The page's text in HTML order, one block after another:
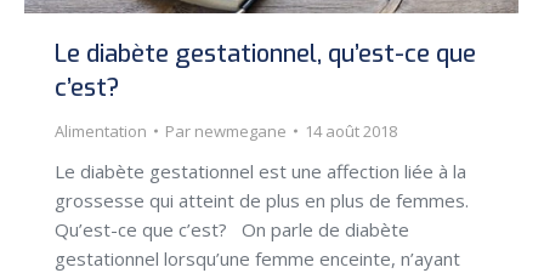
Le diabète gestationnel, qu’est-ce que
c’est?
Alimentation Par newmegane 14 août 2018
Le diabète gestationnel est une affection liée à la
grossesse qui atteint de plus en plus de femmes.
Qu’est-ce que c’est? On parle de diabète
gestationnel lorsqu’une femme enceinte, n’ayant